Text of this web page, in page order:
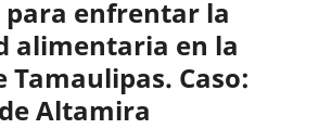
para enfrentar la
alimentaria en la
Tamaulipas. Caso:
Altamira